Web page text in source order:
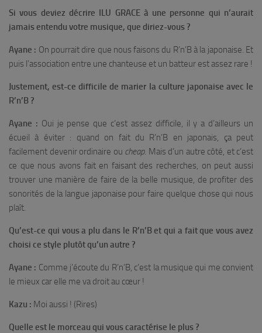
Si vous deviez décrire ILU GRACE à une personne qui n’aurait
jamais entendu votre musique, que diriez-vous ?
Ayane : On pourrait dire que nous faisons du R’n’B à la japonaise. Et
puis l’association entre une chanteuse et un batteur est assez rare !
Justement, est-ce difficile de marier la culture japonaise avec le
R’n’B ?
Ayane : Oui je pense que c’est assez difficile, il y a d’ailleurs un
écueil à éviter : quand on fait du R’n’B en japonais, ça peut
facilement devenir ordinaire ou cheap. Mais d’un autre côté, et c’est
ce que nous avons fait en faisant des recherches, on peut aussi
trouver une manière de faire de la belle musique, de profiter des
sonorités de la langue japonaise pour faire quelque chose qui nous
plaît.
Qu’est-ce qui vous a plu dans le R’n’B et qui a fait que vous avez
choisi ce style plutôt qu’un autre ?
Ayane : Comme j’écoute du R’n’B, c’est la musique qui me convient
le mieux car elle me va droit au cœur !
Kazu : Moi aussi ! (Rires)
Quelle est le morceau qui vous caractérise le plus ?